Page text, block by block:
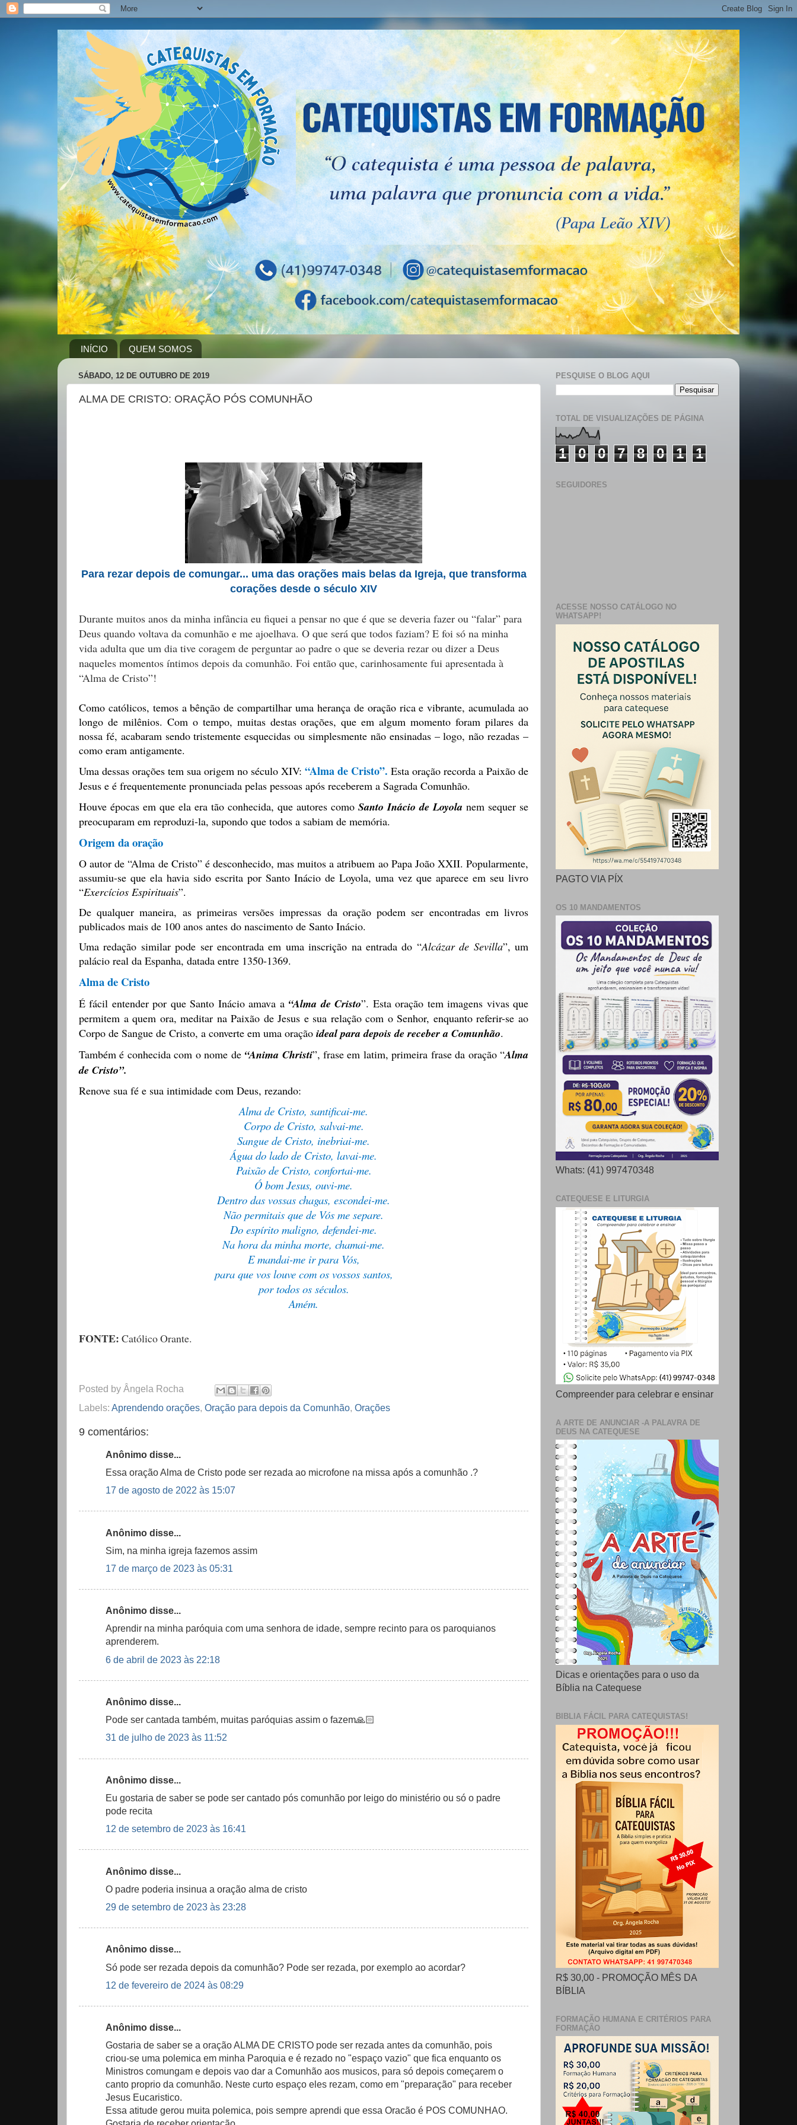
INÍCIO QUEM SOMOS
SÁBADO, 12 DE OUTUBRO DE 2019
ALMA DE CRISTO: ORAÇÃO PÓS COMUNHÃO
Para rezar depois de comungar... uma das orações mais belas da Igreja, que transforma
corações desde o século XIV
Durante muitos anos da minha infância eu fiquei a pensar no que é que se deveria fazer ou “falar” para
Deus quando voltava da comunhão e me ajoelhava. O que será que todos faziam? E foi só na minha
vida adulta que um dia tive coragem de perguntar ao padre o que se deveria rezar ou dizer a Deus
naqueles momentos íntimos depois da comunhão. Foi então que, carinhosamente fui apresentada à
“Alma de Cristo”!
Como católicos, temos a bênção de compartilhar uma herança de oração rica e vibrante, acumulada ao
longo de milênios. Com o tempo, muitas destas orações, que em algum momento foram pilares da
nossa fé, acabaram sendo tristemente esquecidas ou simplesmente não ensinadas – logo, não rezadas –
como eram antigamente.
Uma dessas orações tem sua origem no século XIV: “Alma de Cristo”. Esta oração recorda a Paixão de
Jesus e é frequentemente pronunciada pelas pessoas após receberem a Sagrada Comunhão.
Houve épocas em que ela era tão conhecida, que autores como Santo Inácio de Loyola nem sequer se
preocuparam em reproduzi-la, supondo que todos a sabiam de memória.
Origem da oração
O autor de “Alma de Cristo” é desconhecido, mas muitos a atribuem ao Papa João XXII. Popularmente,
assumiu-se que ela havia sido escrita por Santo Inácio de Loyola, uma vez que aparece em seu livro
“Exercícios Espirituais”.
De qualquer maneira, as primeiras versões impressas da oração podem ser encontradas em livros
publicados mais de 100 anos antes do nascimento de Santo Inácio.
Uma redação similar pode ser encontrada em uma inscrição na entrada do “Alcázar de Sevilla”, um
palácio real da Espanha, datada entre 1350-1369.
Alma de Cristo
É fácil entender por que Santo Inácio amava a “Alma de Cristo”. Esta oração tem imagens vivas que
permitem a quem ora, meditar na Paixão de Jesus e sua relação com o Senhor, enquanto referir-se ao
Corpo de Sangue de Cristo, a converte em uma oração ideal para depois de receber a Comunhão.
Também é conhecida com o nome de “Anima Christi”, frase em latim, primeira frase da oração “Alma
de Cristo”.
Renove sua fé e sua intimidade com Deus, rezando:
Alma de Cristo, santificai-me.
Corpo de Cristo, salvai-me.
Sangue de Cristo, inebriai-me.
Água do lado de Cristo, lavai-me.
Paixão de Cristo, confortai-me.
Ó bom Jesus, ouvi-me.
Dentro das vossas chagas, escondei-me.
Não permitais que de Vós me separe.
Do espírito maligno, defendei-me.
Na hora da minha morte, chamai-me.
E mandai-me ir para Vós,
para que vos louve com os vossos santos,
por todos os séculos.
Amém.
FONTE: Católico Orante.
Posted by Ângela Rocha
Labels: Aprendendo orações Oração para depois da Comunhão Orações
9 comentários:
Anônimo disse...
Essa oração Alma de Cristo pode ser rezada ao microfone na missa após a comunhão .?
17 de agosto de 2022 às 15:07
Anônimo disse...
Sim, na minha igreja fazemos assim
17 de março de 2023 às 05:31
Anônimo disse...
Aprendir na minha paróquia com uma senhora de idade, sempre recinto para os paroquianos
aprenderem.
6 de abril de 2023 às 22:18
Anônimo disse...
Pode ser cantada também, muitas paróquias assim o fazem🙏🏻
31 de julho de 2023 às 11:52
Anônimo disse...
Eu gostaria de saber se pode ser cantado pós comunhão por leigo do ministério ou só o padre
pode recita
12 de setembro de 2023 às 16:41
Anônimo disse...
O padre poderia insinua a oração alma de cristo
29 de setembro de 2023 às 23:28
Anônimo disse...
Só pode ser rezada depois da comunhão? Pode ser rezada, por exemplo ao acordar?
12 de fevereiro de 2024 às 08:29
Anônimo disse...
Gostaria de saber se a oração ALMA DE CRISTO pode ser rezada antes da comunhão, pois
criou-se uma polemica em minha Paroquia e é rezado no "espaço vazio" que fica enquanto os
Ministros comungam e depois vao dar a Comunhão aos musicos, para só depois começarem o
canto proprio da comunhão. Neste curto espaço eles rezam, como em "preparação" para receber
Jesus Eucaristico.
Essa atitude gerou muita polemica, pois sempre aprendi que essa Oracão é POS COMUNHAO.
PESQUISE O BLOG AQUI
TOTAL DE VISUALIZAÇÕES DE PÁGINA
1 0 0 7 8 0 1 1
SEGUIDORES
ACESSE NOSSO CATÁLOGO NO
WHATSAPP!
PAGTO VIA PÍX
OS 10 MANDAMENTOS
Whats: (41) 997470348
CATEQUESE E LITURGIA
Compreender para celebrar e ensinar
A ARTE DE ANUNCIAR -A PALAVRA DE
DEUS NA CATEQUESE
Dicas e orientações para o uso da
Bíblia na Catequese
BIBLIA FÁCIL PARA CATEQUISTAS!
R$ 30,00 - PROMOÇÃO MÊS DA
BÍBLIA
FORMAÇÃO HUMANA E CRITÉRIOS PARA
FORMAÇÃO